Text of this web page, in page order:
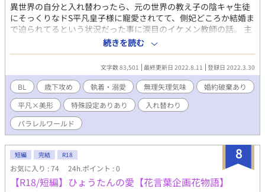
異世界の自分と入れ替わったら、元の世界の教え子の陰キャ生徒
にそっくりなドS平凡皇子様に寵愛されてて、側妃どころか結婚ま
で迫られてるという状況だった事に涙目のイケメン教師の話。 主
人公 桐原 七晴 (きりはら ななせ) 生徒 宇城 三環 (うじょう さわ) ※
11話以降からの、逃亡した桐原側の話は(逃桐)と表記します。 宇
城に関しては､元世界線側は現、と名前の前に表記して話を進めま
す。 ※主人公は2人の桐原。同じ人間ですがパラレルワールド毎
に性格は違います。 桐原は静、逃げた方の桐原は動、と思ってい
ただけるとわかり易いかと存じます。 ※シリアスではございませ
ん。
続きを読む
文字数 83,501 最終更新日 2022.8.11 登録日 2022.3.30
BL 歳下攻め 執着・溺愛 無理矢理気味
婚約破棄あり
平凡×美形
特殊設定ありあり
入れ替わり
パラレルワールド
8
短編 完結 R18
お気に入り : 74 24h.ポイント : 0
【R18/短編】ひょうたんの愛【花言葉企画花物語】